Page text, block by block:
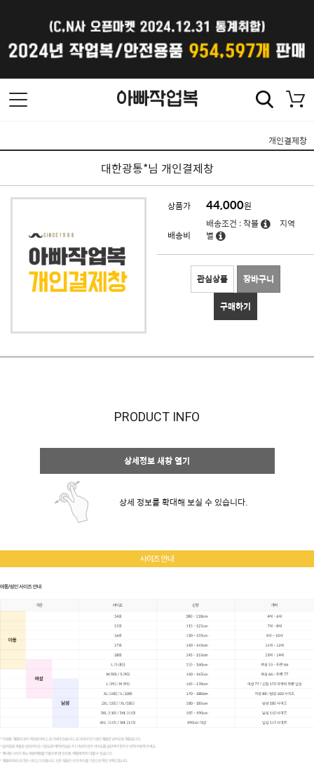
개인결제창
대한광통*님 개인결제창
상품가 44,000원
배송비
배송조건 : 착불
지역
별
관심상품 장바구니
구매하기
PRODUCT INFO
상세정보 새창 열기
상세 정보를 확대해 보실 수 있습니다.